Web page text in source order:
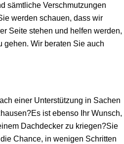
sämtliche Verschmutzungen
werden schauen, dass wir
Seite stehen und helfen werden,
gehen. Wir beraten Sie auch
einer Unterstützung in Sachen
ist ebenso Ihr Wunsch,
Dachdecker zu kriegen?Sie
Chance, in wenigen Schritten